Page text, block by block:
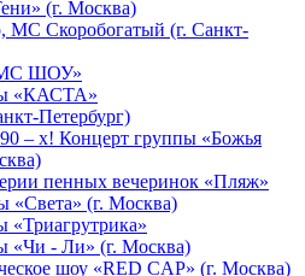
(г. Москва)
MC Скоробогатый (г. Санкт-
ШОУ»
«КАСТА»
Петербург)
– х! Концерт группы «Божья
пенных вечеринок «Пляж»
«Света» (г. Москва)
«Триагрутрика»
«Чи - Ли» (г. Москва)
шоу «RED CAP» (г. Москва)